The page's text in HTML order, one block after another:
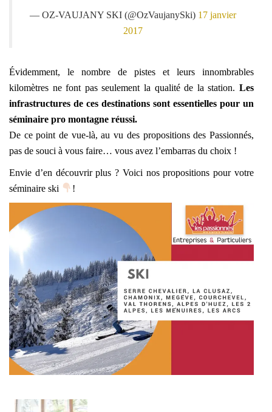
— OZ-VAUJANY SKI (@OzVaujanySki) 17 janvier
2017
Évidemment, le nombre de pistes et leurs innombrables
kilomètres ne font pas seulement la qualité de la station. Les
infrastructures de ces destinations sont essentielles pour un
séminaire pro montagne réussi.
De ce point de vue-là, au vu des propositions des Passionnés,
pas de souci à vous faire… vous avez l’embarras du choix !
Envie d’en découvrir plus ? Voici nos propositions pour votre
séminaire ski
!